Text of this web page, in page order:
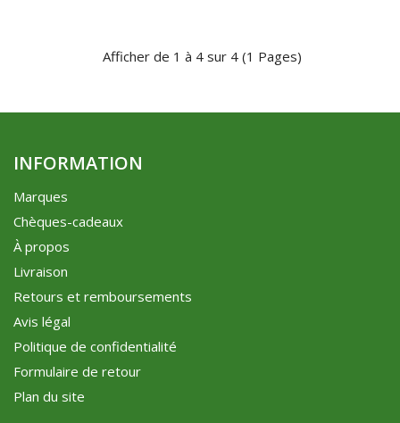
Afficher de 1 à 4 sur 4 (1 Pages)
INFORMATION
Marques
Chèques-cadeaux
À propos
Livraison
Retours et remboursements
Avis légal
Politique de confidentialité
Formulaire de retour
Plan du site